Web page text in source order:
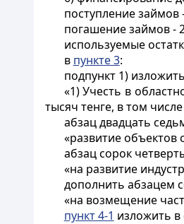
поступление займов
погашение займов -
используемые
в пункте 3:
подпункт 1)
«1) Учесть в
тысяч тенге, в том
абзац двадцать
«развитие объектов
абзац сорок
«на развитие
дополнить абзацем
«на возмещение
пункт 4-1 изложить